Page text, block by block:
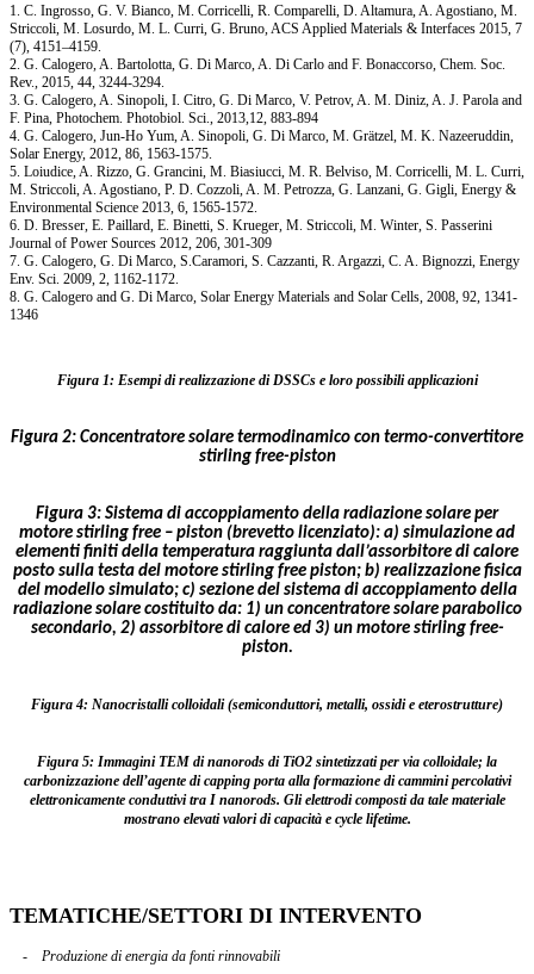
1. C. Ingrosso, G. V. Bianco, M. Corricelli, R. Comparelli, D. Altamura, A. Agostiano, M.
Striccoli, M. Losurdo, M. L. Curri, G. Bruno, ACS Applied Materials & Interfaces 2015, 7
(7), 4151–4159.
2. G. Calogero, A. Bartolotta, G. Di Marco, A. Di Carlo and F. Bonaccorso, Chem. Soc.
Rev., 2015, 44, 3244-3294.
3. G. Calogero, A. Sinopoli, I. Citro, G. Di Marco, V. Petrov, A. M. Diniz, A. J. Parola and
F. Pina, Photochem. Photobiol. Sci., 2013,12, 883-894
4. G. Calogero, Jun-Ho Yum, A. Sinopoli, G. Di Marco, M. Grätzel, M. K. Nazeeruddin,
Solar Energy, 2012, 86, 1563-1575.
5. Loiudice, A. Rizzo, G. Grancini, M. Biasiucci, M. R. Belviso, M. Corricelli, M. L. Curri,
M. Striccoli, A. Agostiano, P. D. Cozzoli, A. M. Petrozza, G. Lanzani, G. Gigli, Energy &
Environmental Science 2013, 6, 1565-1572.
6. D. Bresser, E. Paillard, E. Binetti, S. Krueger, M. Striccoli, M. Winter, S. Passerini
Journal of Power Sources 2012, 206, 301-309
7. G. Calogero, G. Di Marco, S.Caramori, S. Cazzanti, R. Argazzi, C. A. Bignozzi, Energy
Env. Sci. 2009, 2, 1162-1172.
8. G. Calogero and G. Di Marco, Solar Energy Materials and Solar Cells, 2008, 92, 1341-
1346
Figura 1: Esempi di realizzazione di DSSCs e loro possibili applicazioni
Figura 2: Concentratore solare termodinamico con termo-convertitore
stirling free-piston
Figura 3: Sistema di accoppiamento della radiazione solare per
motore stirling free – piston (brevetto licenziato): a) simulazione ad
elementi finiti della temperatura raggiunta dall’assorbitore di calore
posto sulla testa del motore stirling free piston; b) realizzazione fisica
del modello simulato; c) sezione del sistema di accoppiamento della
radiazione solare costituito da: 1) un concentratore solare parabolico
secondario, 2) assorbitore di calore ed 3) un motore stirling free-
piston.
Figura 4: Nanocristalli colloidali (semiconduttori, metalli, ossidi e eterostrutture)
Figura 5: Immagini TEM di nanorods di TiO2 sintetizzati per via colloidale; la
carbonizzazione dell’agente di capping porta alla formazione di cammini percolativi
elettronicamente conduttivi tra I nanorods. Gli elettrodi composti da tale materiale
mostrano elevati valori di capacità e cycle lifetime.
TEMATICHE/SETTORI DI INTERVENTO
- Produzione di energia da fonti rinnovabili